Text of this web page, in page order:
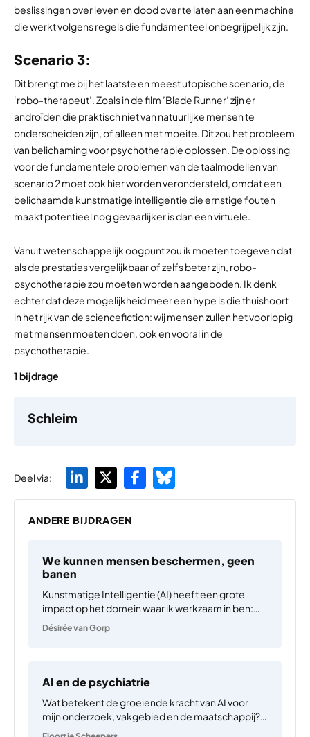
beslissingen over leven en dood over te laten aan een machine
die werkt volgens regels die fundamenteel onbegrijpelijk zijn.
Scenario 3:
Dit brengt me bij het laatste en meest utopische scenario, de
‘robo-therapeut’. Zoals in de film ’Blade Runner’ zijn er
androïden die praktisch niet van natuurlijke mensen te
onderscheiden zijn, of alleen met moeite. Dit zou het probleem
van belichaming voor psychotherapie oplossen. De oplossing
voor de fundamentele problemen van de taalmodellen van
scenario 2 moet ook hier worden verondersteld, omdat een
belichaamde kunstmatige intelligentie die ernstige fouten
maakt potentieel nog gevaarlijker is dan een virtuele.
Vanuit wetenschappelijk oogpunt zou ik moeten toegeven dat
als de prestaties vergelijkbaar of zelfs beter zijn, robo-
psychotherapie zou moeten worden aangeboden. Ik denk
echter dat deze mogelijkheid meer een hype is die thuishoort
in het rijk van de sciencefiction: wij mensen zullen het voorlopig
met mensen moeten doen, ook en vooral in de
psychotherapie.
1 bijdrage
Schleim
Deel via:
ANDERE BIJDRAGEN
We kunnen mensen beschermen, geen
banen
Kunstmatige Intelligentie (AI) heeft een grote
impact op het domein waar ik werkzaam in ben:
educatie. Van de manier van lesgeven tot het
toetsen van kennis, de invloed is groot. Het belang
Désirée van Gorp
AI en de psychiatrie
Wat betekent de groeiende kracht van AI voor
mijn onderzoek, vakgebied en de maatschappij?
Artificiële intelligentie is overal. Computers die